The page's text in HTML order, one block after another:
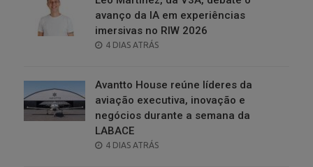
avanço da IA em experiências
imersivas no RIW 2026
POSTED
4 DIAS ATRÁS
Avantto House reúne líderes da
aviação executiva, inovação e
negócios durante a semana da
LABACE
POSTED
4 DIAS ATRÁS